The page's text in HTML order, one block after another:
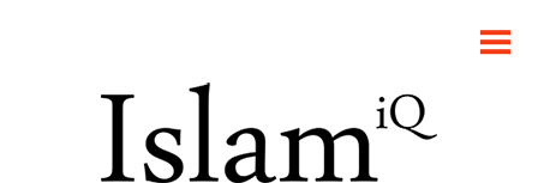
GESELLSCHAFT
STARTSEITE